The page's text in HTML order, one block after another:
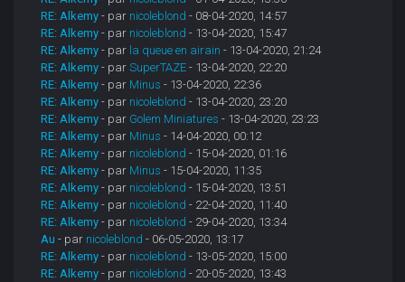
RE: Alkemy - par nicoleblond - 08-04-2020, 14:57
RE: Alkemy - par nicoleblond - 13-04-2020, 15:47
RE: Alkemy - par la queue en airain - 13-04-2020, 21:24
RE: Alkemy - parSuperTAZE - 13-04-2020, 22:20
RE: Alkemy - par Minus - 13-04-2020, 22:36
RE: Alkemy - par nicoleblond - 13-04-2020, 23:20
RE: Alkemy - par Golem Miniatures - 13-04-2020, 23:23
RE: Alkemy - par Minus - 14-04-2020, 00:12
RE: Alkemy - par nicoleblond - 15-04-2020, 01:16
RE: Alkemy - par Minus - 15-04-2020, 11:35
RE: Alkemy - par nicoleblond - 15-04-2020, 13:51
RE: Alkemy - par nicoleblond - 22-04-2020, 11:40
RE: Alkemy - par nicoleblond - 29-04-2020, 13:34
Au - par nicoleblond - 06-05-2020, 13:17
RE: Alkemy - par nicoleblond - 13-05-2020, 15:00
RE: Alkemy - par nicoleblond - 20-05-2020, 13:43